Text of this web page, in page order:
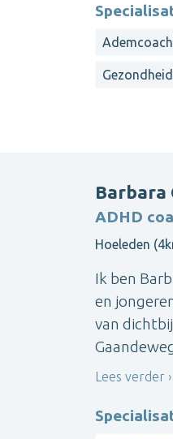
Barbara
ADHD
Hoeleden
Ik ben
en
van
Lees verder